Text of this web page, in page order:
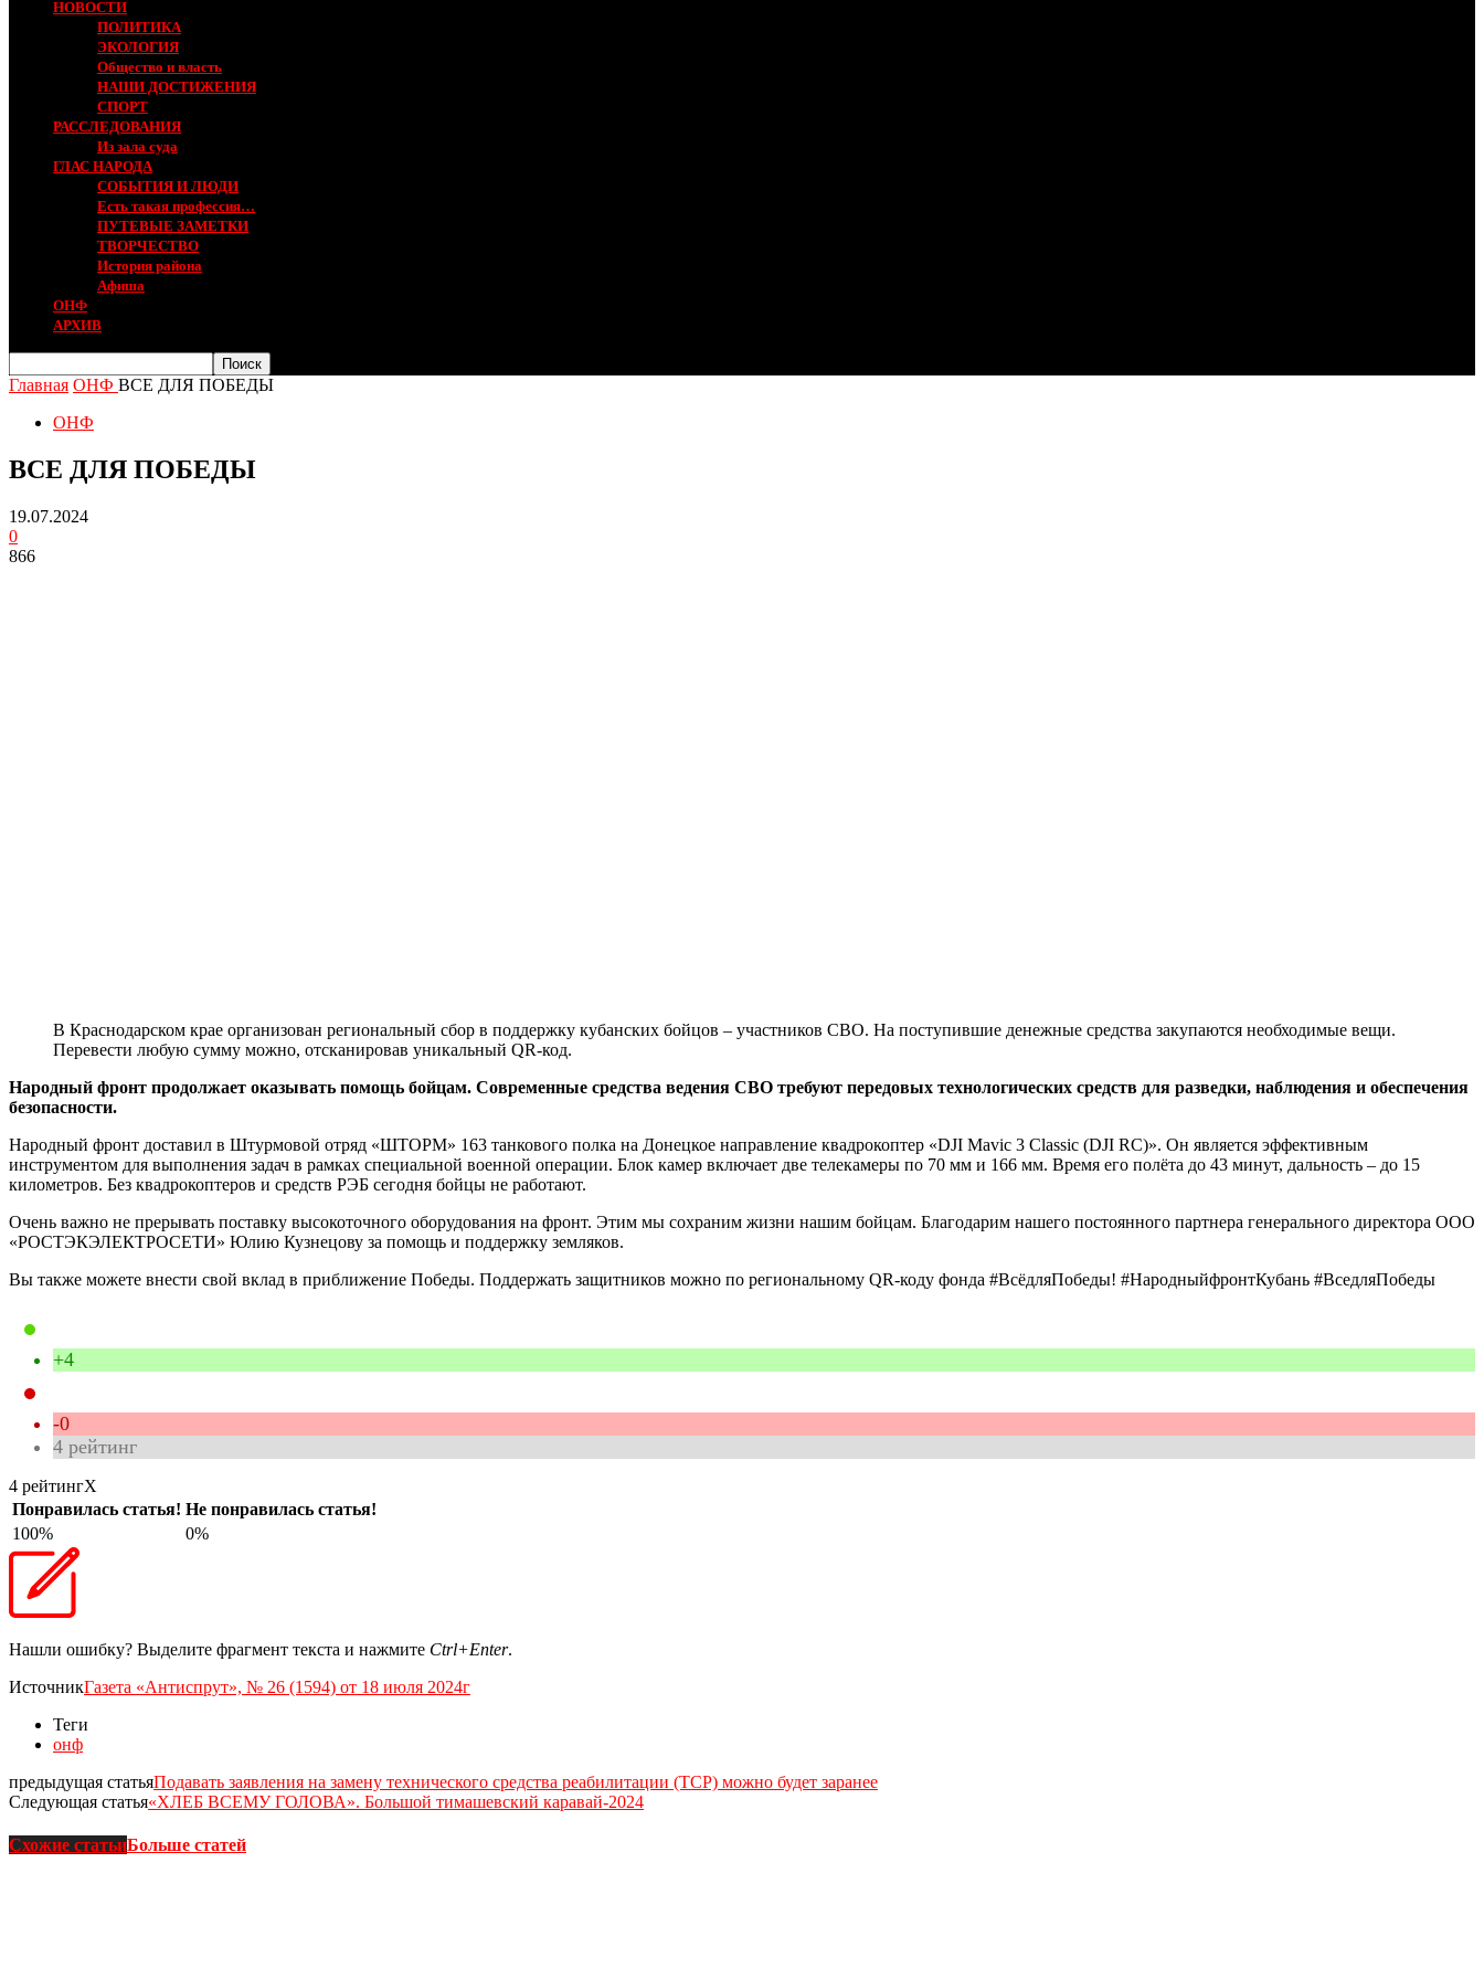
НОВОСТИ
ПОЛИТИКА
ЭКОЛОГИЯ
Общество и власть
НАШИ ДОСТИЖЕНИЯ
СПОРТ
РАССЛЕДОВАНИЯ
Из зала суда
ГЛАС НАРОДА
СОБЫТИЯ И ЛЮДИ
Есть такая профессия…
ПУТЕВЫЕ ЗАМЕТКИ
ТВОРЧЕСТВО
История района
Афиша
ОНФ
АРХИВ
Главная ОНФ ВСЕ ДЛЯ ПОБЕДЫ
ОНФ
ВСЕ ДЛЯ ПОБЕДЫ
19.07.2024
0
866
В Краснодарском крае организован региональный сбор в поддержку кубанских бойцов – участников СВО. На поступившие денежные средства закупаются необходимые вещи.
Перевести любую сумму можно, отсканировав уникальный QR-код.
Народный фронт продолжает оказывать помощь бойцам. Современные средства ведения СВО требуют передовых технологических средств для разведки, наблюдения и обеспечения
безопасности.
Народный фронт доставил в Штурмовой отряд «ШТОРМ» 163 танкового полка на Донецкое направление квадрокоптер «DJI Mavic 3 Classic (DJI RC)». Он является эффективным
инструментом для выполнения задач в рамках специальной военной операции. Блок камер включает две телекамеры по 70 мм и 166 мм. Время его полёта до 43 минут, дальность – до 15
километров. Без квадрокоптеров и средств РЭБ сегодня бойцы не работают.
Очень важно не прерывать поставку высокоточного оборудования на фронт. Этим мы сохраним жизни нашим бойцам. Благодарим нашего постоянного партнера генерального директора ООО
«РОСТЭКЭЛЕКТРОСЕТИ» Юлию Кузнецову за помощь и поддержку земляков.
Вы также можете внести свой вклад в приближение Победы. Поддержать защитников можно по региональному QR-коду фонда #ВсёдляПобеды! #НародныйфронтКубань #ВседляПобеды
+4
-0
4 рейтинг
4 рейтингX
Понравилась статья! Не понравилась статья!
100%
0%
Нашли ошибку? Выделите фрагмент текста и нажмите Ctrl+Enter.
ИсточникГазета «Антиспрут», № 26 (1594) от 18 июля 2024г
Теги
онф
предыдущая статьяПодавать заявления на замену технического средства реабилитации (ТСР) можно будет заранее
Следующая статья«ХЛЕБ ВСЕМУ ГОЛОВА». Большой тимашевский каравай-2024
Схожие статьиБольше статей